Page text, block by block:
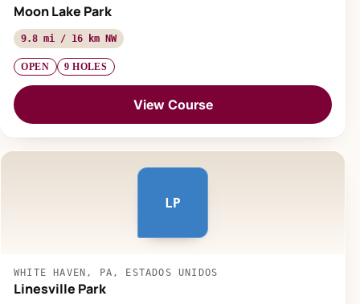
Moon Lake Park
9.8 mi / 16 km NW
OPEN 9 HOLES
View Course
LP
WHITE HAVEN, PA, ESTADOS UNIDOS
Linesville Park